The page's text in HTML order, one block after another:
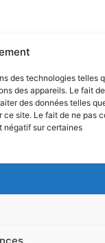
des technologies telles
des appareils. Le fait de
des données telles
site. Le fait de ne pas
négatif sur certaines
Instagram
Facebook
Twitter X